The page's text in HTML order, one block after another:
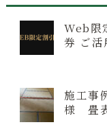
Web限
券 ご活
施工事
様 畳